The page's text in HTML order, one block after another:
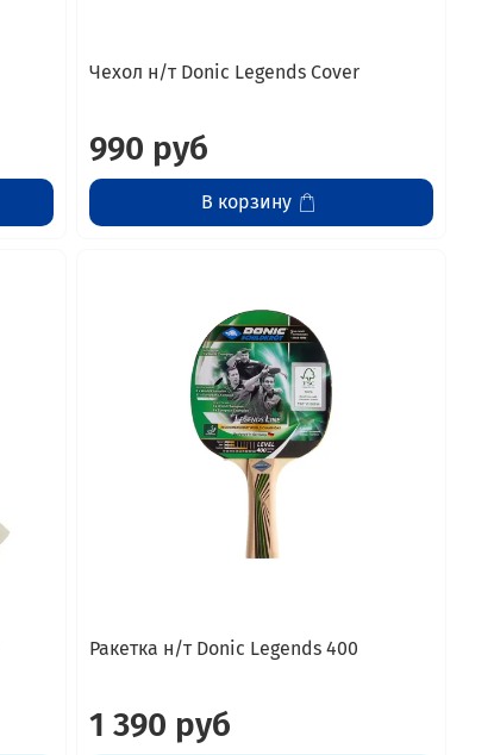
Чехол н/т Donic Legends Cover
990 руб
В корзину
Ракетка н/т Donic Legends 400
1 390 руб